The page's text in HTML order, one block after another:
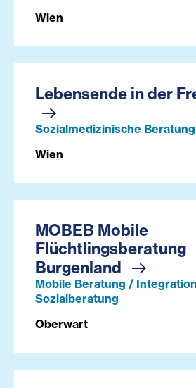
Wien
Lebensende in der
Sozialmedizinische Beratung
Wien
MOBEB Mobile
Flüchtlingsberatung
Burgenland
Mobile Beratung /
Sozialberatung
Oberwart